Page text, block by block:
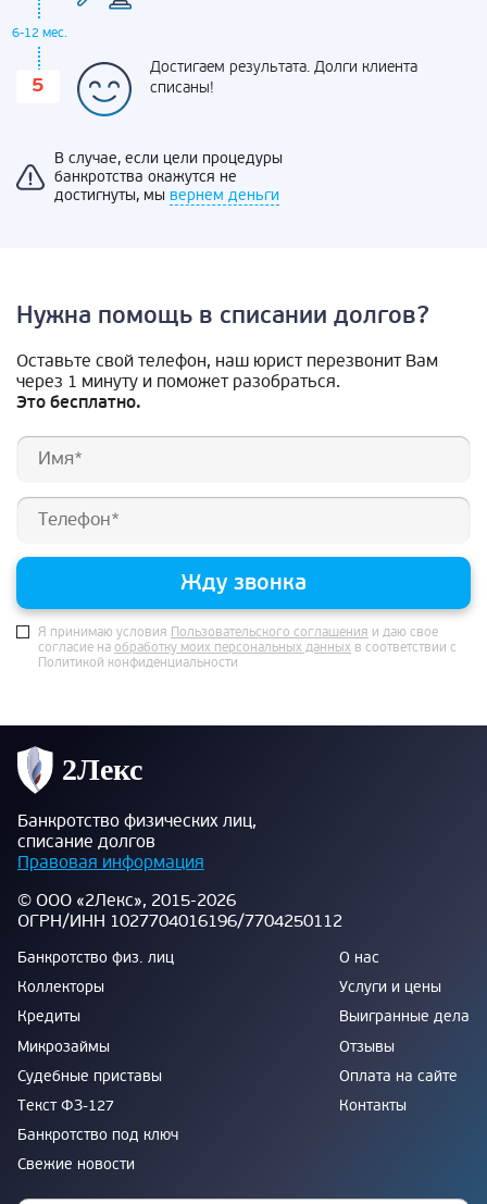
6-12 мес.
Достигаем результата. Долги клиента
списаны!
В случае, если цели процедуры
банкротства окажутся не
достигнуты, мы вернем деньги
Нужна помощь в списании долгов?
Оставьте свой телефон, наш юрист перезвонит Вам
через 1 минуту и поможет разобраться.
Это бесплатно.
Жду звонка
Я принимаю условия Пользовательского соглашения и даю свое
согласие на обработку моих персональных данных в соответствии с
Политикой конфиденциальности
Банкротство физических лиц,
списание долгов
Правовая информация
© ООО «2Лекс», 2015-2026
ОГРН/ИНН 1027704016196/7704250112
Банкротство физ. лиц
Коллекторы
Кредиты
Микрозаймы
Судебные приставы
Текст ФЗ-127
Банкротство под ключ
Свежие новости
О нас
Услуги и цены
Выигранные дела
Отзывы
Оплата на сайте
Контакты